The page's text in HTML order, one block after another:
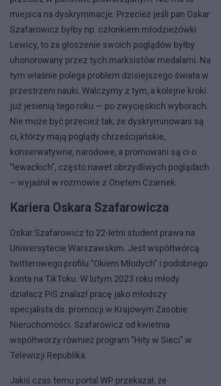
miejsca na dyskryminacje. Przecież jeśli pan Oskar
Szafarowicz byłby np. członkiem młodzieżówki
Lewicy, to za głoszenie swoich poglądów byłby
uhonorowany przez tych marksistów medalami. Na
tym właśnie polega problem dzisiejszego świata w
przestrzeni nauki. Walczymy z tym, a kolejne kroki
już jesienią tego roku — po zwycięskich wyborach.
Nie może być przecież tak, że dyskryminowani są
ci, którzy mają poglądy chrześcijańskie,
konserwatywne, narodowe, a promowani są ci o
"lewackich", często nawet obrzydliwych poglądach
– wyjaśnił w rozmowie z Onetem Czarnek.
Kariera Oskara Szafarowicza
Oskar Szafarowicz to 22-letni student prawa na
Uniwersytecie Warszawskim. Jest współtwórcą
twitterowego profilu "Okiem Młodych" i podobnego
konta na TikToku. W lutym 2023 roku młody
działacz PiS znalazł pracę jako młodszy
specjalista ds. promocji w Krajowym Zasobie
Nieruchomości. Szafarowicz od kwietnia
współtworzy również program "Hity w Sieci" w
Telewizji Republika.
Jakiś czas temu portal WP przekazał, że